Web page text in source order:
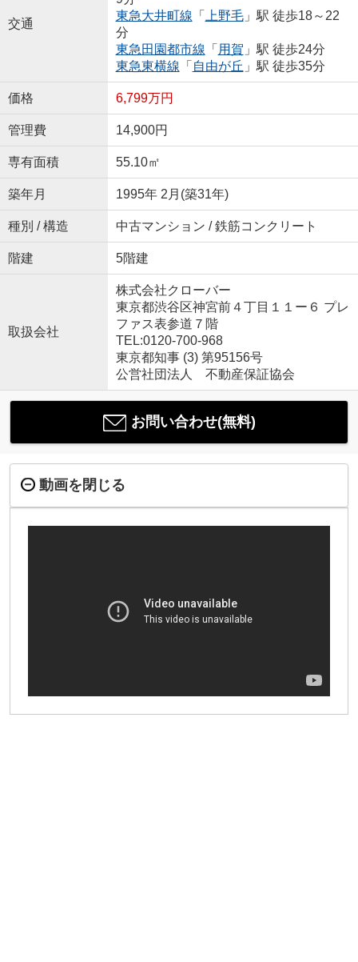
交通
東急大井町線 「 上野毛」駅 徒歩18～22
分
東急田園都市線 「 用賀 」駅 徒歩24分
東急東横線 「 自由が丘 」駅 徒歩35分
価格 6,799万円
管理費 14,900円
専有面積 55.10㎡
築年月 1995年 2月(築31年)
種別 / 構造 中古マンション / 鉄筋コンクリート
階建 5階建
取扱会社
株式会社クローバー
東京都渋谷区神宮前４丁目１１ー６ プレ
ファス表参道７階
TEL:0120-700-968
東京都知事 (3) 第95156号
公営社団法人 不動産保証協会
お問い合わせ(無料)
動画を閉じる